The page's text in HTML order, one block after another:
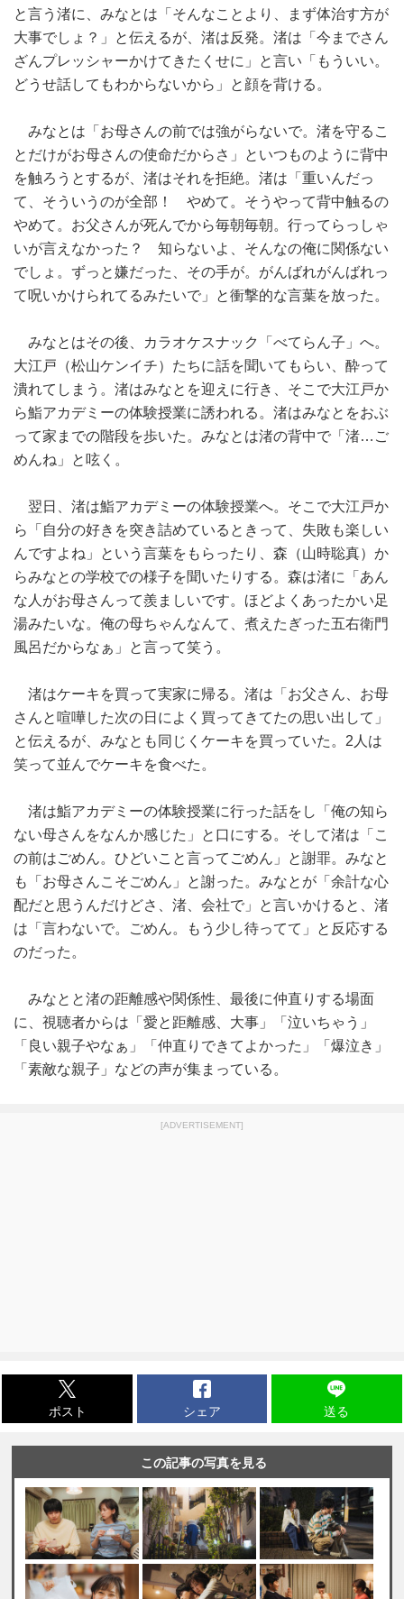
と言う渚に、みなとは「そんなことより、まず体治す方が
大事でしょ？」と伝えるが、渚は反発。渚は「今までさん
ざんプレッシャーかけてきたくせに」と言い「もういい。
どうせ話してもわからないから」と顔を背ける。
みなとは「お母さんの前では強がらないで。渚を守るこ
とだけがお母さんの使命だからさ」といつものように背中
を触ろうとするが、渚はそれを拒絶。渚は「重いんだっ
て、そういうのが全部！ やめて。そうやって背中触るの
やめて。お父さんが死んでから毎朝毎朝。行ってらっしゃ
いが言えなかった？ 知らないよ、そんなの俺に関係ない
でしょ。ずっと嫌だった、その手が。がんばれがんばれっ
て呪いかけられてるみたいで」と衝撃的な言葉を放った。
みなとはその後、カラオケスナック「べてらん子」へ。
大江戸（松山ケンイチ）たちに話を聞いてもらい、酔って
潰れてしまう。渚はみなとを迎えに行き、そこで大江戸か
ら鮨アカデミーの体験授業に誘われる。渚はみなとをおぶ
って家までの階段を歩いた。みなとは渚の背中で「渚…ご
めんね」と呟く。
翌日、渚は鮨アカデミーの体験授業へ。そこで大江戸か
ら「自分の好きを突き詰めているときって、失敗も楽しい
んですよね」という言葉をもらったり、森（山時聡真）か
らみなとの学校での様子を聞いたりする。森は渚に「あん
な人がお母さんって羨ましいです。ほどよくあったかい足
湯みたいな。俺の母ちゃんなんて、煮えたぎった五右衛門
風呂だからなぁ」と言って笑う。
渚はケーキを買って実家に帰る。渚は「お父さん、お母
さんと喧嘩した次の日によく買ってきてたの思い出して」
と伝えるが、みなとも同じくケーキを買っていた。2人は
笑って並んでケーキを食べた。
渚は鮨アカデミーの体験授業に行った話をし「俺の知ら
ない母さんをなんか感じた」と口にする。そして渚は「こ
の前はごめん。ひどいこと言ってごめん」と謝罪。みなと
も「お母さんこそごめん」と謝った。みなとが「余計な心
配だと思うんだけどさ、渚、会社で」と言いかけると、渚
は「言わないで。ごめん。もう少し待ってて」と反応する
のだった。
みなとと渚の距離感や関係性、最後に仲直りする場面
に、視聴者からは「愛と距離感、大事」「泣いちゃう」
「良い親子やなぁ」「仲直りできてよかった」「爆泣き」
「素敵な親子」などの声が集まっている。
[ADVERTISEMENT]
ポスト シェア 送る
この記事の写真を見る